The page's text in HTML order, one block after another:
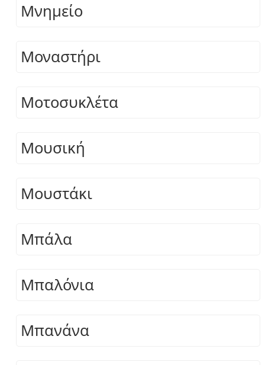
Μνημείο
Μοναστήρι
Μοτοσυκλέτα
Μουσική
Μουστάκι
Μπάλα
Μπαλόνια
Μπανάνα